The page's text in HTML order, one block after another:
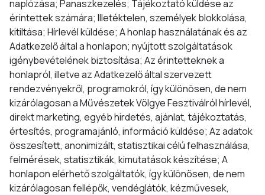
naplózása; Panaszkezelés; Tájékoztató küldése az
érintettek számára; Illetéktelen, személyek blokkolása,
kitiltása; Hírlevél küldése; A honlap használatának és az
Adatkezelő által a honlapon; nyújtott szolgáltatások
igénybevételének biztosítása; Az érintetteknek a
honlapról, illetve az Adatkezelő által szervezett
rendezvényekről, programokról, így különösen, de nem
kizárólagosan a Művészetek Völgye Fesztiválról hírlevél,
direkt marketing, egyéb hirdetés, ajánlat, tájékoztatás,
értesítés, programajánló, információ küldése; Az adatok
összesített, anonimizált, statisztikai célú felhasználása,
felmérések, statisztikák, kimutatások készítése; A
honlapon elérhető szolgáltatók, így különösen, de nem
kizárólagosan fellépők, vendéglátók, kézművesek,